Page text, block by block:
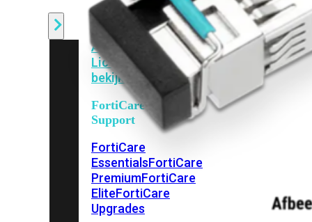
Alle
Licenties
bekijken
FortiCare
Support
FortiCare
EssentialsFortiCare
PremiumFortiCare
EliteFortiCare
Upgrades